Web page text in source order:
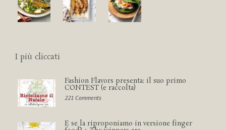
I più cliccati
Fashion Flavors presenta: il suo primo
CONTEST (e raccolta)
221 Comments
E se la riproponiamo in versione finger